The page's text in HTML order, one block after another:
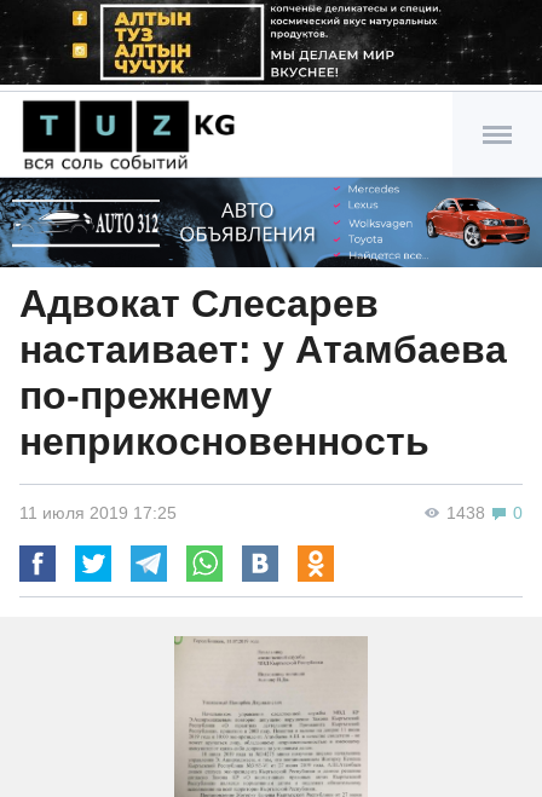
Адвокат Слесарев
настаивает: у Атамбаева
по-прежнему
неприкосновенность
1438 0
11 июля 2019 17:25